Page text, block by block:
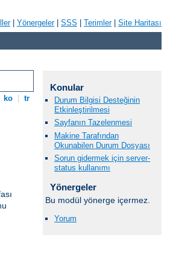
| Yönergeler| SSS Terimler| Site Haritası
ko tr
Konular
Durum Bilgisi Desteğinin
Etkinleştirilmesi
Sayfanın Tazelenmesi
Makine Tarafından
Okunabilen Durum Dosyası
Sorun gidermek için server-
status kullanımı
Yönergeler
Bu modül yönerge içermez.
Yorum